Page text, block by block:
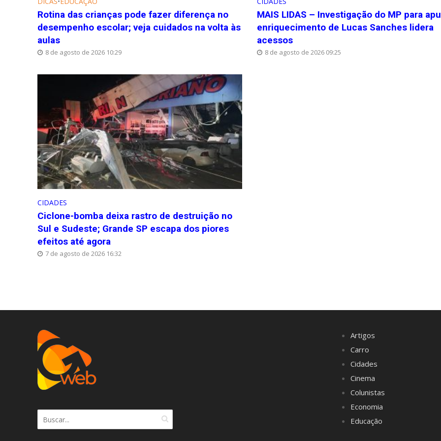
Rotina das crianças pode fazer diferença no
desempenho escolar; veja cuidados na volta às
aulas
8 de agosto de 2026 10:29
MAIS LIDAS – Investigação do MP para
enriquecimento de Lucas Sanches lidera
acessos
8 de agosto de 2026 09:25
CIDADES
Ciclone-bomba deixa rastro de destruição no
Sul e Sudeste; Grande SP escapa dos piores
efeitos até agora
7 de agosto de 2026 16:32
Artigos
Carro
Cidades
Cinema
Colunistas
Economia
Educação